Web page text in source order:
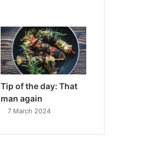
Tip of the day: That
man again
7 March 2024